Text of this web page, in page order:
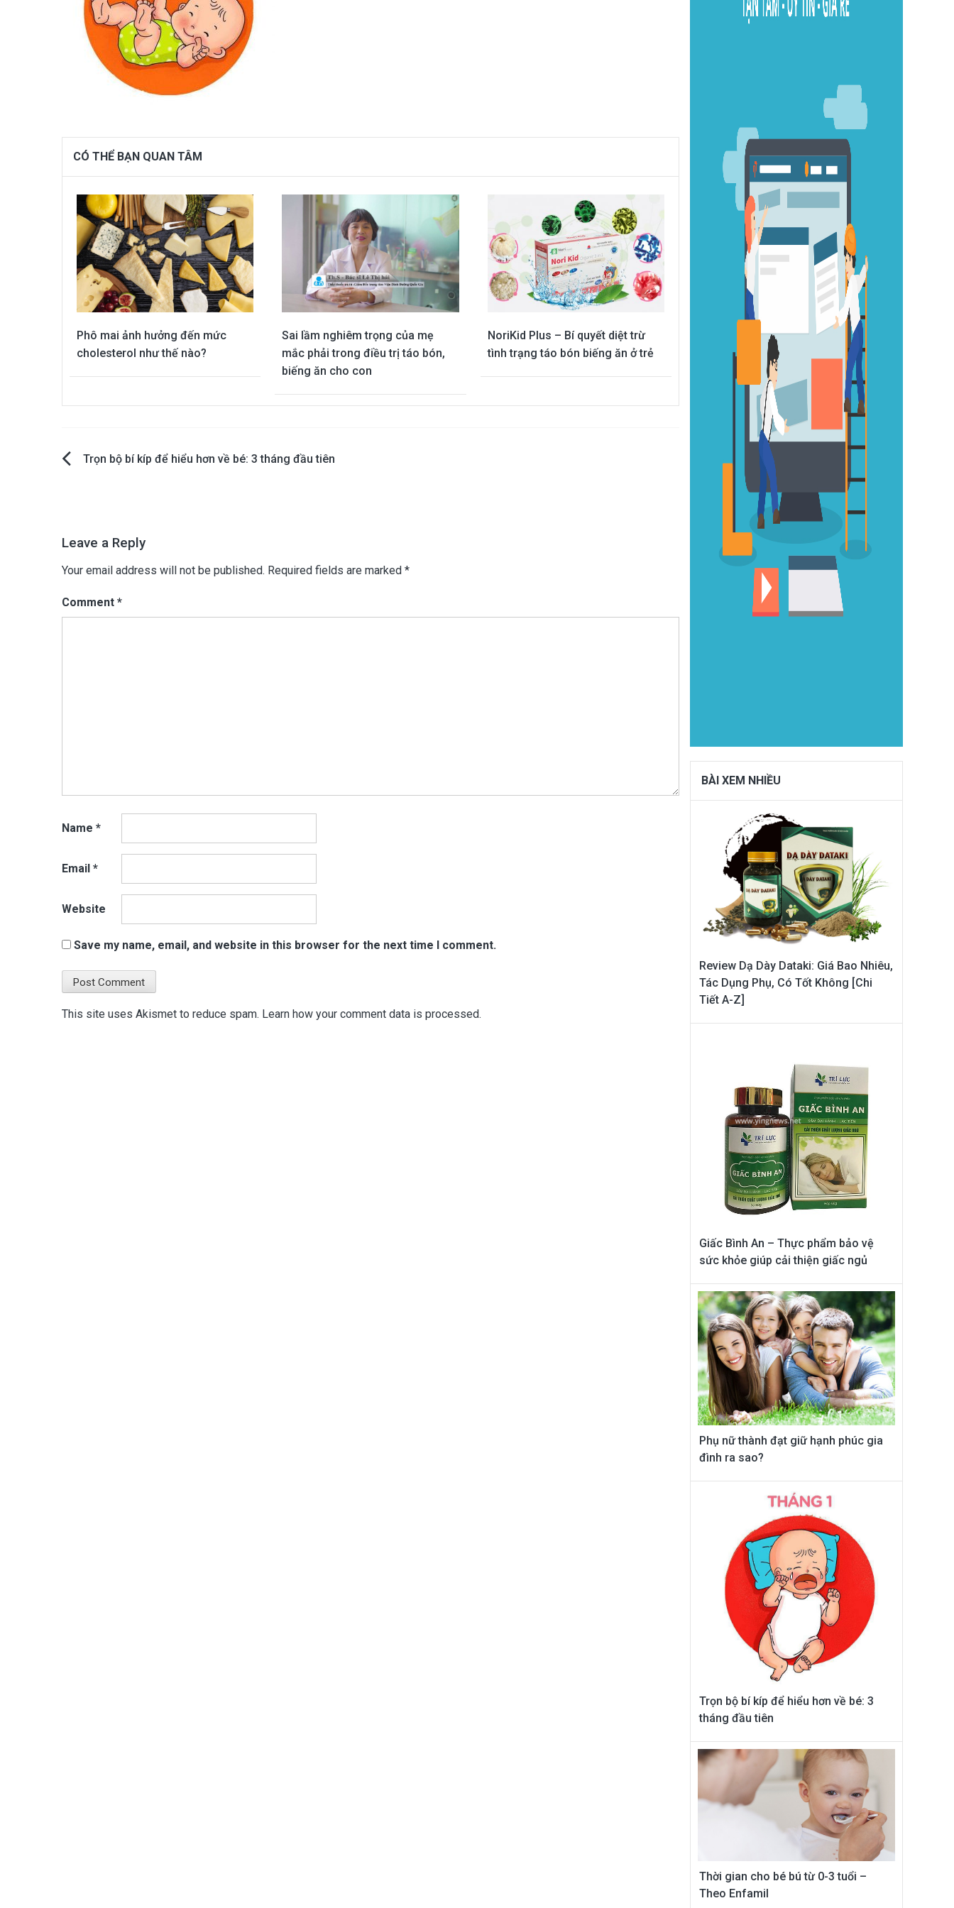
CÓ THỂ BẠN QUAN TÂM
Phô mai ảnh hưởng đến mức
cholesterol như thế nào?
Sai lầm nghiêm trọng của mẹ
mắc phải trong điều trị táo bón,
biếng ăn cho con
NoriKid Plus – Bí quyết diệt trừ
tình trạng táo bón biếng ăn ở trẻ
PostTrọn bộ bí kíp để hiểu hơn về bé: 3 tháng đầu tiên
Leave a Reply
Your email address will not be published. Required fields are marked *
Comment *
Name *
Email *
Website
Save my name, email, and website in this browser for the next time I comment.
This site uses Akismet to reduce spam. Learn how your comment data is processed.
BÀI XEM NHIỀU
Review Dạ Dày Dataki: Giá Bao Nhiêu,
Tác Dụng Phụ, Có Tốt Không [Chi
Tiết A-Z]
Giấc Bình An – Thực phẩm bảo vệ
sức khỏe giúp cải thiện giấc ngủ
Phụ nữ thành đạt giữ hạnh phúc gia
đình ra sao?
Trọn bộ bí kíp để hiểu hơn về bé: 3
tháng đầu tiên
Thời gian cho bé bú từ 0-3 tuổi –
Theo Enfamil